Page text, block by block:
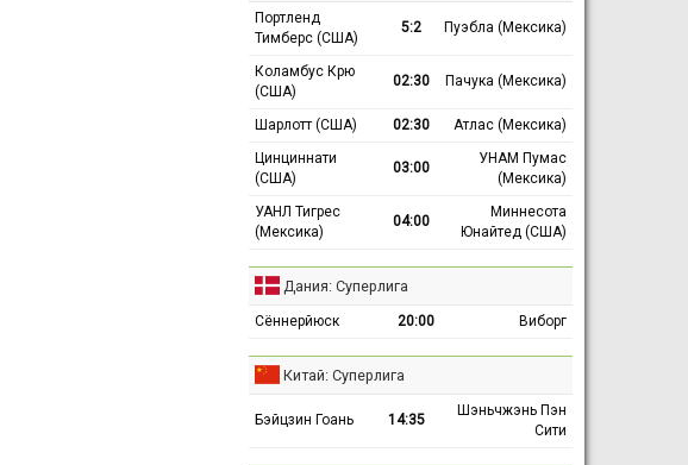
Портленд
Тимберс (США)
5:2 Пуэбла (Мексика)
Коламбус Крю
(США)
02:30 Пачука (Мексика)
Шарлотт (США) 02:30
Атлас (Мексика)
Цинциннати
(США)
03:00
УНАМ Пумас
(Мексика)
УАНЛ Тигрес
(Мексика)
04:00
Миннесота
Юнайтед (США)
Дания: Суперлига
Сённерйюск 20:00 Виборг
Китай: Суперлига
Бэйцзин Гоань 14:35
Шэньчжэнь Пэн
Сити